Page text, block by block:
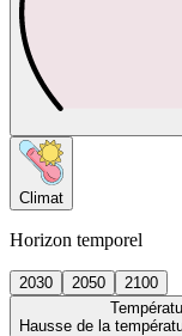
Climat
Horizon temporel
2030 2050
2100
Hausse de la